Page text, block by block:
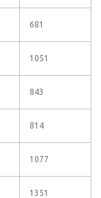
681
1051
843
814
1077
1351